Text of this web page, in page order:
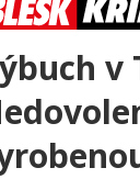
v